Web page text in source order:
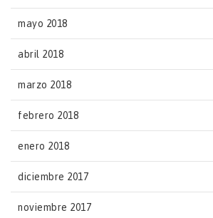
mayo 2018
abril 2018
marzo 2018
febrero 2018
enero 2018
diciembre 2017
noviembre 2017